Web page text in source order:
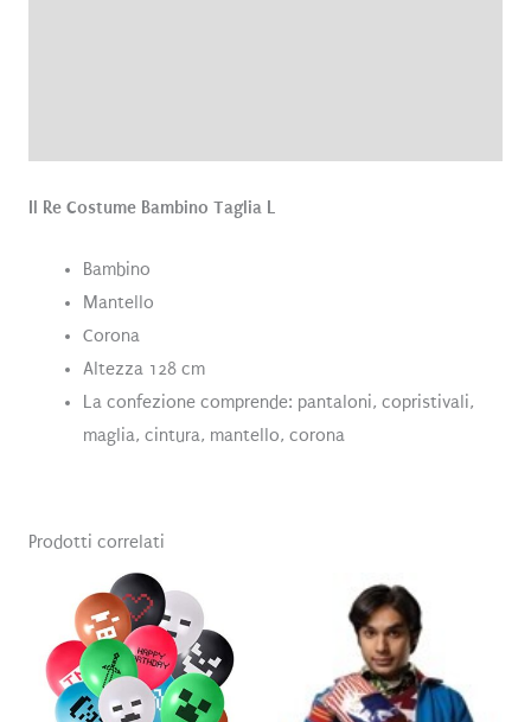
Il Re Costume Bambino Taglia L
Bambino
Mantello
Corona
Altezza 128 cm
La confezione comprende: pantaloni, copristivali,
maglia, cintura, mantello, corona
Prodotti correlati